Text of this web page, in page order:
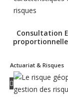
Consultation
Actuariat & Risques